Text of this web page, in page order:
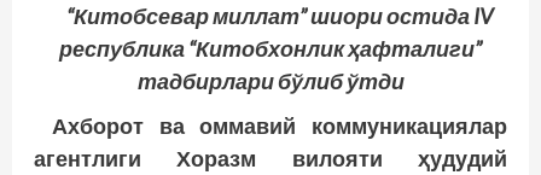
“Китобсевар миллат” шиори остида IV
республика “Китобхонлик ҳафталиги”
тадбирлари бўлиб ўтди
Ахборот ва оммавий коммуникациялар
агентлиги Хоразм вилояти ҳудудий